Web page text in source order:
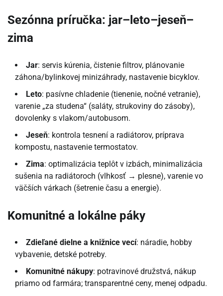
Sezónna príručka: jar–leto–jeseň–
zima
Jar: servis kúrenia, čistenie filtrov, plánovanie
záhona/bylinkovej minizáhrady, nastavenie bicyklov.
Leto: pasívne chladenie (tienenie, nočné vetranie),
varenie „za studena“ (saláty, strukoviny do zásoby),
dovolenky s vlakom/autobusom.
Jeseň: kontrola tesnení a radiátorov, príprava
kompostu, nastavenie termostatov.
Zima: optimalizácia teplôt v izbách, minimalizácia
sušenia na radiátoroch (vlhkosť → plesne), varenie vo
väčších várkach (šetrenie času a energie).
Komunitné a lokálne páky
Zdieľané dielne a knižnice vecí: náradie, hobby
vybavenie, detské potreby.
Komunitné nákupy: potravinové družstvá, nákup
priamo od farmára; transparentné ceny, menej odpadu.